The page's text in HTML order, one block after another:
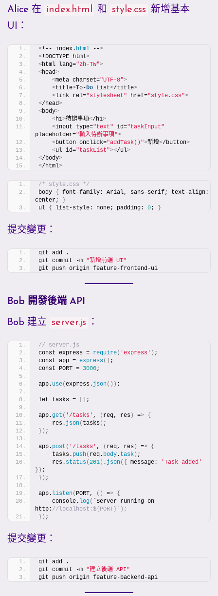
Alice 在 index.html 和 style.css 新增基本
UI：
< !-- index. html -->
< !DOCTYPE html>
<html lang="zh-TW">
<head>
<meta charset="UTF-8">
<title>To-Do List</title>
<link rel="stylesheet" href="style.css">
</head>
<body>
<h1>待辦事項</h1>
<input type="text" id="taskInput"
placeholder="輸入待辦事項">
<button onclick="addTask()">新增</button>
<ul id="taskList"></ul>
</body>
</html>
/* style.css */
body {
font-family: Arial, sans-serif; text-align:
center;
}
ul { list-style: none; padding: 0; }
提交變更：
git add .
git commit -m "新增前端 UI"
git push origin feature-frontend-ui
Bob 開發後端 API
Bob 建立 server.js ：
// server.js
const express = require( 'express' ) ;
const app = express() ;
const PORT = 3000;
app. use(express. json()) ;
let tasks = ;
app.get ( '/tasks' , ( req, res ) => {
    res.
json( tasks ) ;
}) ;
app. post ( '/tasks' , ( req, res ) => {
    tasks.
push( req. body . task ) ;
    res.
status(201 ) . json({ message:
'Task added'
}) ;
}) ;
app. listen( PORT, () => {
    console.
log(
`Server running on
http: //localhost:${PORT}`);
}) ;
提交變更：
git add .
git commit -m "建立後端 API"
git push origin feature-backend-api